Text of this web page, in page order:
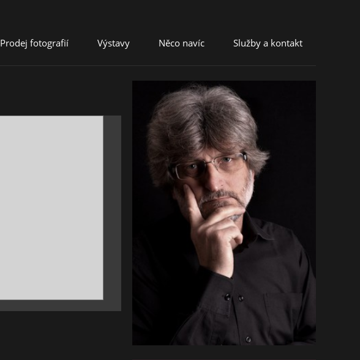
Prodej fotografií Výstavy Něco navíc Služby a kontakt